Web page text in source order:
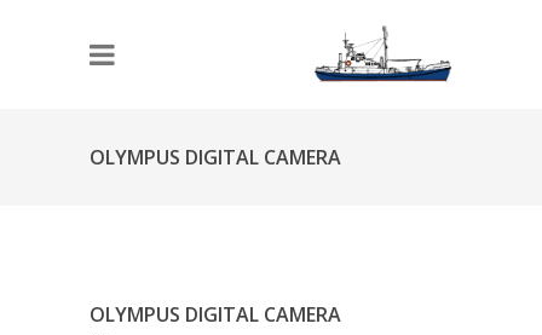
OLYMPUS DIGITAL CAMERA
OLYMPUS DIGITAL CAMERA